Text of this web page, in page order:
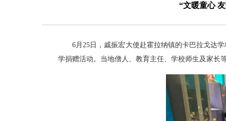
“文暖童心
6月25日，戚振宏大使赴霍拉纳镇的卡巴拉戈达
学捐赠活动。当地僧人、教育主任、学校师生及家长